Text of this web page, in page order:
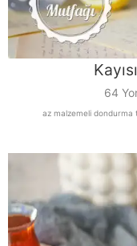
64
az malzemeli dondurma